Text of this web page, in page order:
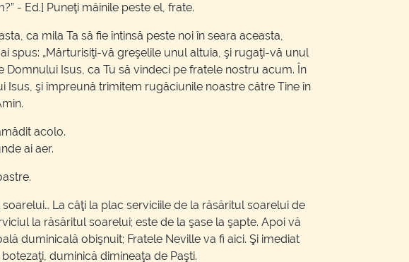
- Ed.] Puneţi mâinile peste el, frate.
ca mila Ta să fie întinsă peste noi în seara aceasta,
spus: „Mărturisiţi-vă greşelile unul altuia, şi rugaţi-vă unul
Domnului Isus, ca Tu să vindeci pe fratele nostru acum. În
şi împreună trimitem rugăciunile noastre către Tine în
acolo.
ai aer.
La câţi la plac serviciile de la răsăritul soarelui de
la răsăritul soarelui; este de la şase la şapte. Apoi vă
duminicală obişnuit; Fratele Neville va fi aici. Şi imediat
duminică dimineaţa de Paşti.